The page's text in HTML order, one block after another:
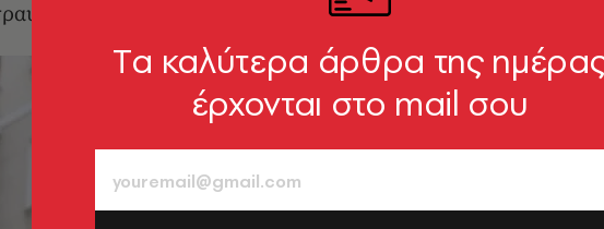
γυναίκας - Νοσηλεύεται στο Παπαγεωργίου
Tα καλύτερα άρθρα της
έρχονται στο mail σου